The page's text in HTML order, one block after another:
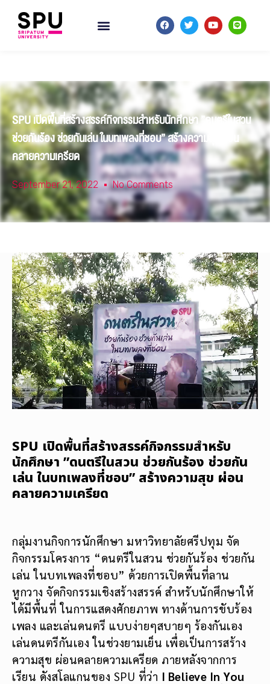
SPU เปิดพื้นที่สร้างสรรค์กิจกรรมสำหรับนักศึกษา ”ดนตรีในสวน
ช่วยกันร้อง ช่วยกันเล่น ในบทเพลงที่ชอบ” สร้างความสุข ผ่อน
คลายความเครียด
September 21, 2022 No Comments
SPU เปิดพื้นที่สร้างสรรค์กิจกรรมสำหรับ
นักศึกษา ”ดนตรีในสวน ช่วยกันร้อง ช่วยกัน
เล่น ในบทเพลงที่ชอบ” สร้างความสุข ผ่อน
คลายความเครียด
กลุ่มงานกิจการนักศึกษา มหาวิทยาลัยศรีปทุม จัด
กิจกรรมโครงการ “ดนตรีในสวน ช่วยกันร้อง ช่วยกัน
เล่น ในบทเพลงที่ชอบ” ด้วยการเปิดพื้นที่ลาน
หูกวาง จัดกิจกรรมเชิงสร้างสรรค์ สำหรับนักศึกษาให้
ได้มีพื้นที่ ในการแสดงศักยภาพ ทางด้านการขับร้อง
เพลง และเล่นดนตรี แบบง่ายๆสบายๆ ร้องกันเอง
เล่นดนตรีกันเอง ในช่วงยามเย็น เพื่อเป็นการสร้าง
ความสุข ผ่อนคลายความเครียด ภายหลังจากการ
เรียน ดังสโลแกนของ SPU ที่ว่า I Believe In You